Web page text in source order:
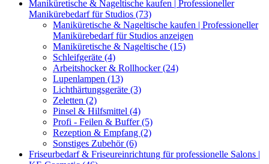
Maniküretische & Nageltische kaufen | Professioneller
Manikürebedarf für Studios (73)
Maniküretische & Nageltische kaufen | Professioneller
Manikürebedarf für Studios anzeigen
Maniküretische & Nageltische (15)
Schleifgeräte (4)
Arbeitshocker & Rollhocker (24)
Lupenlampen (13)
Lichthärtungsgeräte (3)
Zeletten (2)
Pinsel & Hilfsmittel (4)
Profi - Feilen & Buffer (5)
Rezeption & Empfang (2)
Sonstiges Zubehör (6)
Friseurbedarf & Friseureinrichtung für professionelle Salons |